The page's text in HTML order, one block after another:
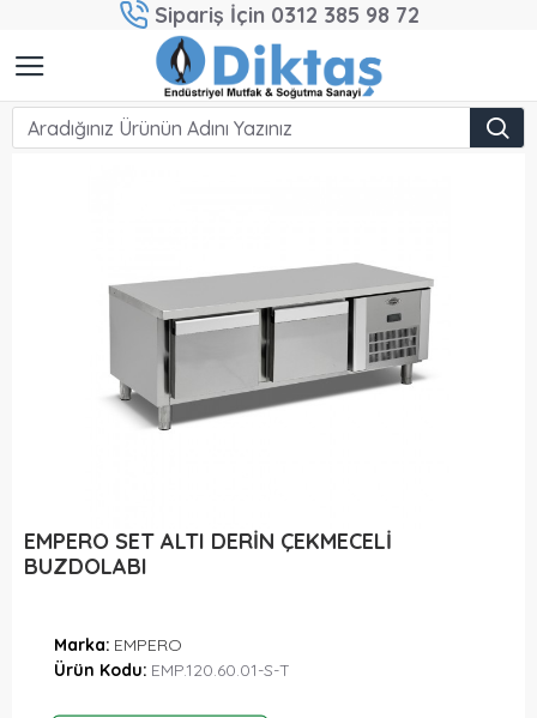
Sipariş İçin 0312 385 98 72
EMPERO SET ALTI DERİN ÇEKMECELİ
BUZDOLABI
Marka: EMPERO
Ürün Kodu: EMP.120.60.01-S-T